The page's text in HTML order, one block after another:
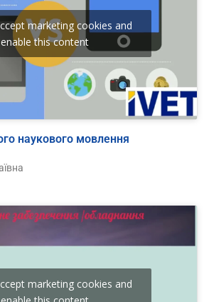
marketing cookies and
enable this content
наукового мовлення
marketing cookies and